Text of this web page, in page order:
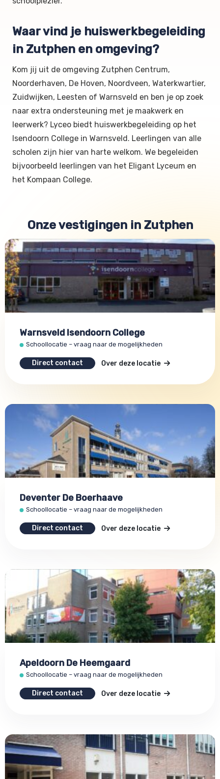
Waar vind je huiswerkbegeleiding
in Zutphen en omgeving?
Kom jij uit de omgeving Zutphen Centrum,
Noorderhaven, De Hoven, Noordveen, Waterkwartier,
Zuidwijken, Leesten of Warnsveld en ben je op zoek
naar extra ondersteuning met je maakwerk en
leerwerk? Lyceo biedt huiswerkbegeleiding op het
Isendoorn College in Warnsveld. Leerlingen van alle
scholen zijn hier van harte welkom. We begeleiden
bijvoorbeeld leerlingen van het Eligant Lyceum en
het Kompaan College.
Onze vestigingen in Zutphen
Warnsveld Isendoorn College
Schoollocatie – vraag naar de mogelijkheden
Direct contact Over deze locatie
Deventer De Boerhaave
Schoollocatie – vraag naar de mogelijkheden
Direct contact Over deze locatie
Apeldoorn De Heemgaard
Schoollocatie – vraag naar de mogelijkheden
Direct contact Over deze locatie